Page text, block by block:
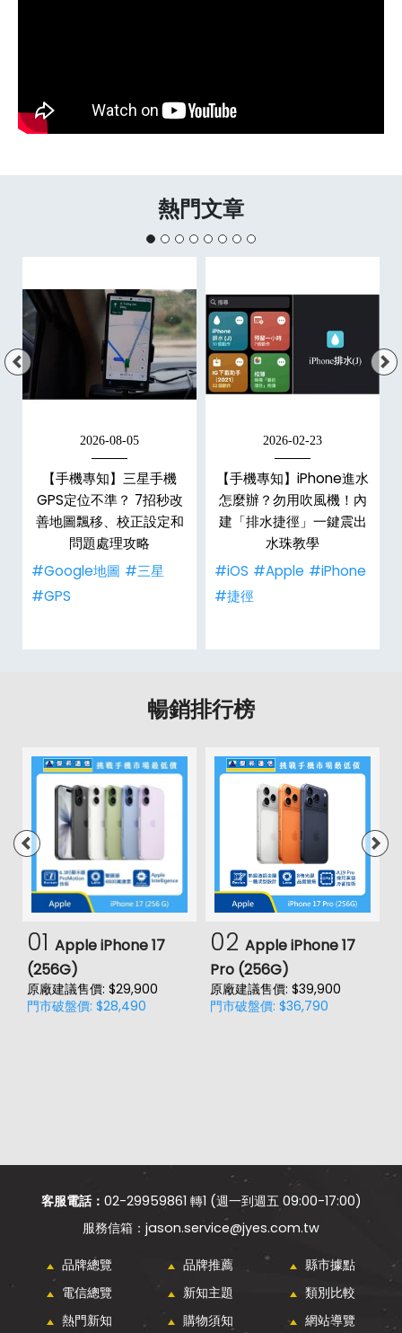
熱門文章
2026-08-05
【手機專知】三星手機
GPS定位不準？ 7招秒改
善地圖飄移、校正設定和
問題處理攻略
#Google地圖 #三星
#GPS
2026-02-23
【手機專知】iPhone進水
怎麼辦？勿用吹風機！內
建「排水捷徑」一鍵震出
水珠教學
#iOS #Apple #iPhone
#捷徑
暢銷排行榜
01 Apple iPhone 17
(256G)
原廠建議售價: $29,900
門市破盤價: $28,490
02 Apple iPhone 17
Pro (256G)
原廠建議售價: $39,900
門市破盤價: $36,790
客服電話： 02-29959861 轉1 (週一到週五 09:00-17:00)
jason.service@jyes.com.tw
品牌總覽 品牌推薦
縣市據點
電信總覽
新知主題
類別比較
熱門新知
購物須知 網站導覽